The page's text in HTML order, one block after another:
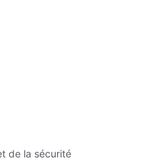
de la sécurité